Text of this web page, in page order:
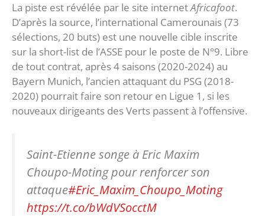
La piste est révélée par le site internetAfricafoot.
D’après la source, l’international Camerounais (73
sélections, 20 buts) est une nouvelle cible inscrite
sur la short-list de l’ASSE pour le poste de N°9. Libre
de tout contrat, après 4 saisons (2020-2024) au
Bayern Munich, l’ancien attaquant du PSG (2018-
2020) pourrait faire son retour en Ligue 1, si les
nouveaux dirigeants des Verts passent à l’offensive.
Saint-Etienne songe à Eric Maxim
Choupo-Moting pour renforcer son
attaque#Eric_Maxim_Choupo_Moting
https://t.co/bWdVSocctM